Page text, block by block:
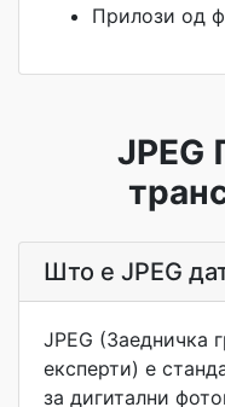
Прилози од
JPEG
Што е JPEG
JPEG (Заедничка
експерти) е
за дигитални